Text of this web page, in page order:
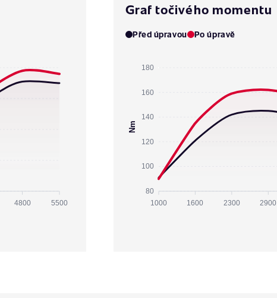
4800 5500
Graf točivého momentu
Před úpravou Po úpravě
180
160
140
120
100
80
Nm
1000 1600 2300 2900